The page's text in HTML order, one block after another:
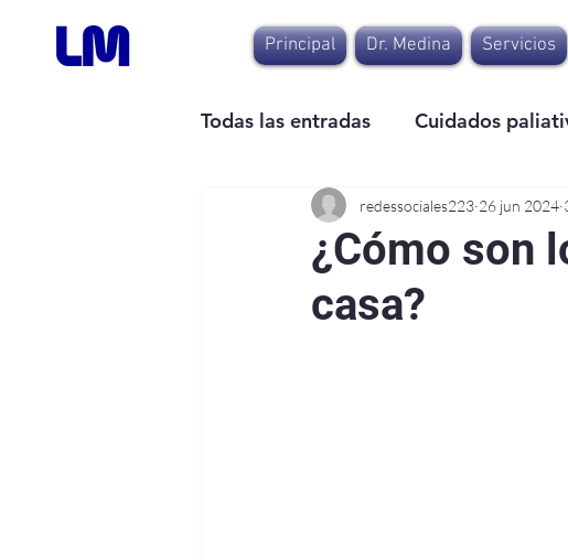
Principal Dr. Medina Servicios
Todas las entradas Cuidados
¿Cómo son
casa?
redessociales223 26 jun 2024